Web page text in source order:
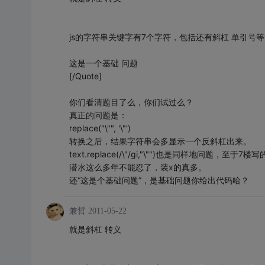
js的字符串关键字有7个字符，包括还有斜杠 单引号等
这是一个基础 问题
[/Quote]
你们看清题目了么，你们试过么？
真正的问题是：
replace("\"", '\"')
转换之后，结果字符串会多显示一个反斜杠出来。
text.replace(/\"/gi,"\"")也是同样地问题，至于7楼写
潜水这么多年不能忍了，装x的真多。
还“这是个基础问题”，是基础问题你给出代码哈？
兼哲 2011-05-22
就是斜杠 转义